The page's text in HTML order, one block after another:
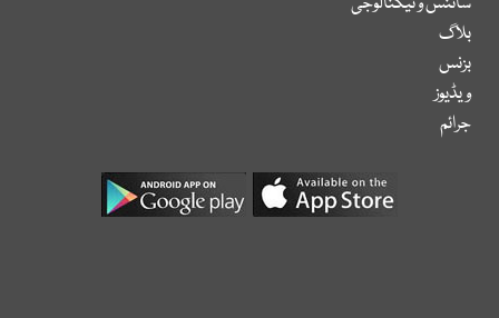
بلاگ
بزنس
ویڈیوز
جرائم